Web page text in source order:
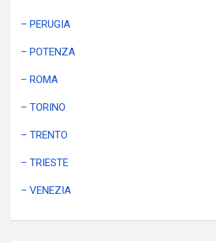
– PERUGIA
– POTENZA
– ROMA
– TORINO
– TRENTO
– TRIESTE
– VENEZIA